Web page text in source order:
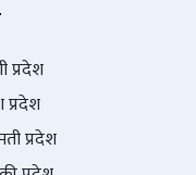
प्रदेश
प्रदेश